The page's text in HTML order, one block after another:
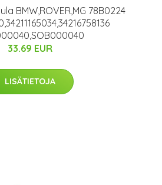
BMW,ROVER,MG 78B0224
33.69 EUR
LISÄTIETOJA